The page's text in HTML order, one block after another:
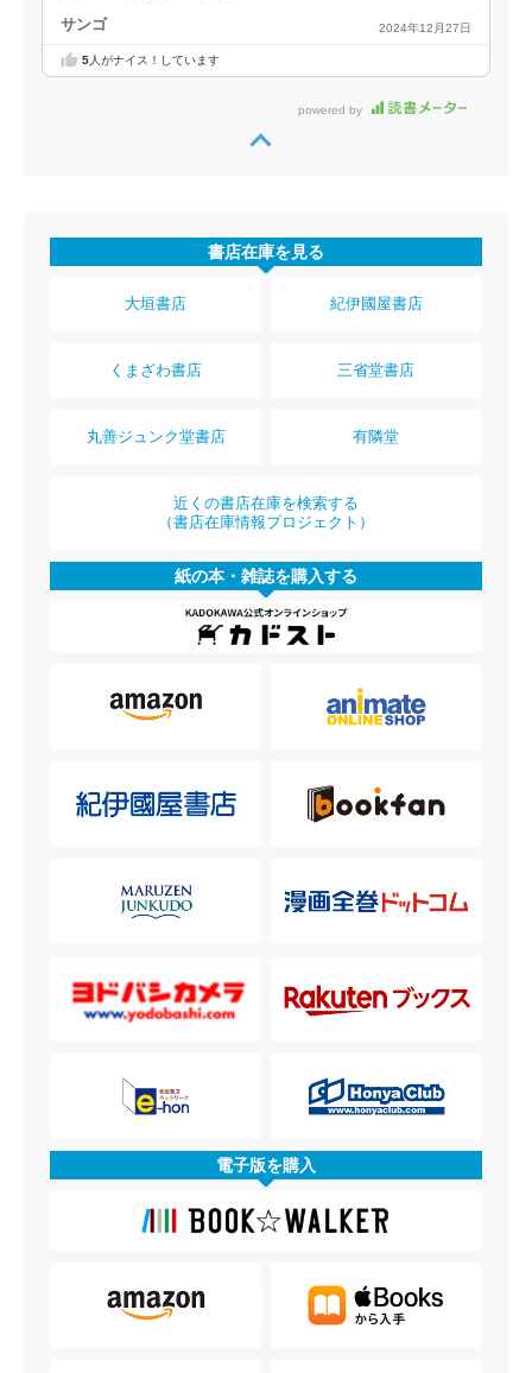
サンゴ 2024年12月27日
5人がナイス！しています
powered by
書店在庫を見る
大垣書店 紀伊國屋書店
くまざわ書店 三省堂書店
丸善ジュンク堂書店 有隣堂
近くの書店在庫を検索する
（書店在庫情報プロジェクト）
紙の本・雑誌を購入する
電子版を購入